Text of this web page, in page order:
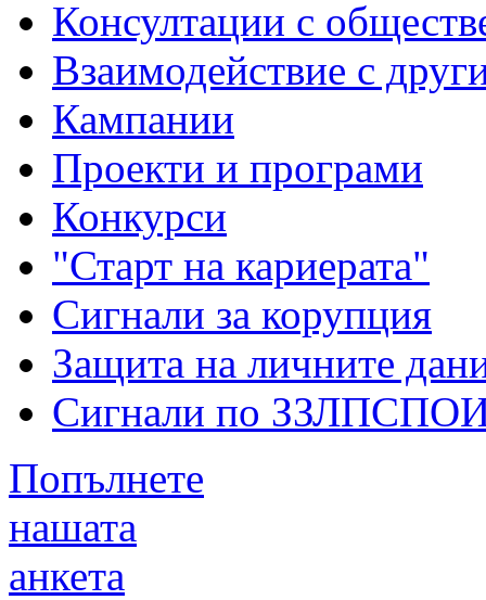
Консултации с
Взаимодействие с
Кампании
Проекти и програми
Конкурси
"Старт на кариерата"
Сигнали за корупция
Защита на личните
Сигнали по
Попълнете
нашата
анкета